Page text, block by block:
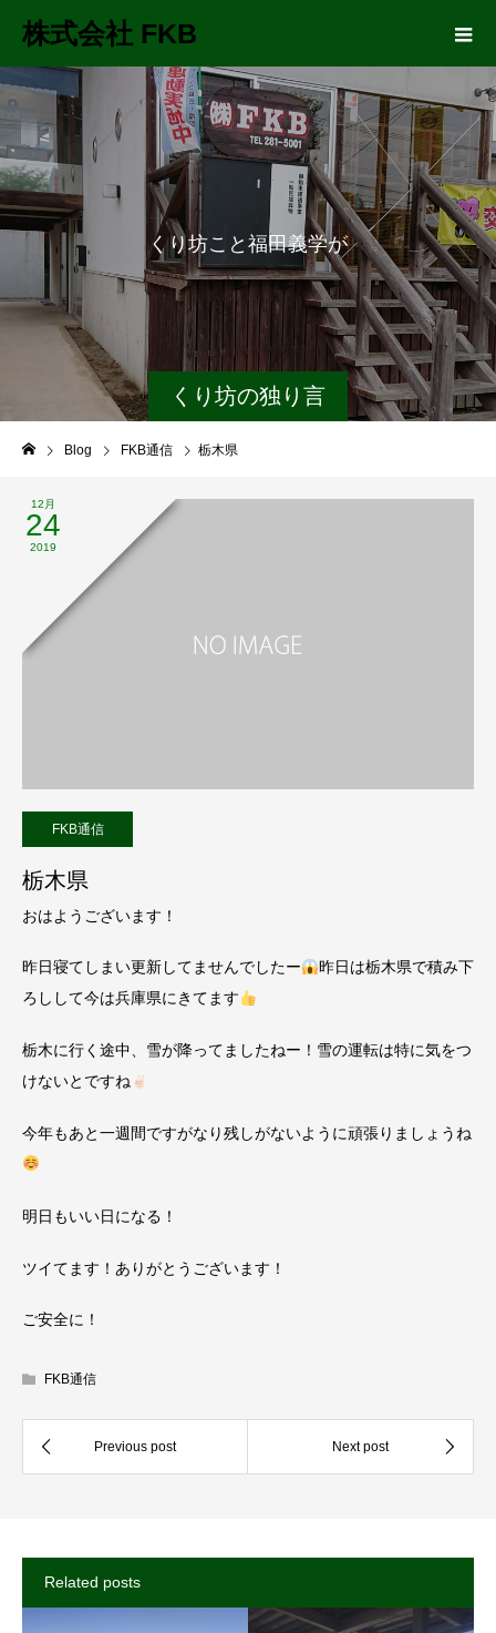
株式会社 FKB
くり坊の独り言
くり坊 と 福田 義 学が
長 距
Blog FKB通信 栃木県
12月
24
2019
FKB通信
栃木県
おはようございます！
昨日寝てしまい更新してませんでしたー
昨日は栃木県で積み下
ろしして今は兵庫県にきてます
栃木に行く途中、雪が降ってましたねー！雪の運転は特に気をつ
けないとですね
今年もあと一週間ですがなり残しがないように頑張りましょうね
明日もいい日になる！
ツイてます！ありがとうございます！
ご安全に！
FKB通信
Related posts